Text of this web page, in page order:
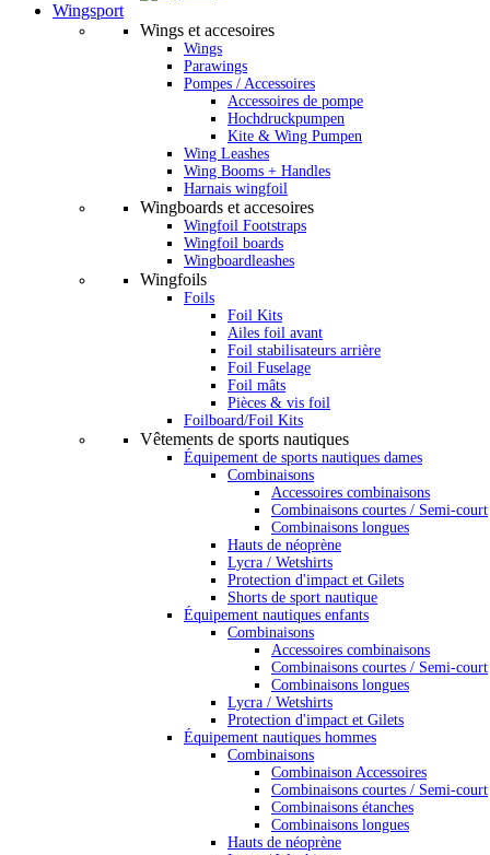
Wingsport
Wings et accesoires
Wings
Parawings
Pompes / Accessoires
Accessoires de pompe
Hochdruckpumpen
Kite & Wing Pumpen
Wing Leashes
Wing Booms + Handles
Harnais wingfoil
Wingboards et accesoires
Wingfoil Footstraps
Wingfoil boards
Wingboardleashes
Wingfoils
Foils
Foil Kits
Ailes foil avant
Foil stabilisateurs arrière
Foil Fuselage
Foil mâts
Pièces & vis foil
Foilboard/Foil Kits
Vêtements de sports nautiques
Équipement de sports nautiques dames
Combinaisons
Accessoires combinaisons
Combinaisons courtes / Semi-court
Combinaisons longues
Hauts de néoprène
Lycra / Wetshirts
Protection d'impact et Gilets
Shorts de sport nautique
Équipement nautiques enfants
Combinaisons
Accessoires combinaisons
Combinaisons courtes / Semi-court
Combinaisons longues
Lycra / Wetshirts
Protection d'impact et Gilets
Équipement nautiques hommes
Combinaisons
Combinaison Accessoires
Combinaisons courtes / Semi-court
Combinaisons étanches
Combinaisons longues
Hauts de néoprène